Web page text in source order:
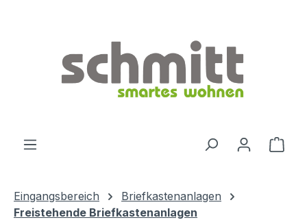
Eingangsbereich
Briefkastenanlagen
Freistehende Briefkastenanlagen